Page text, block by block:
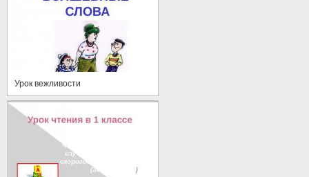
Урок вежливости